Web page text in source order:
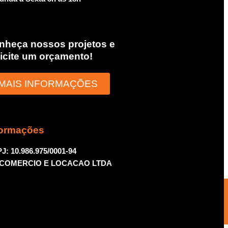
nossos projetos e
um orçamento!
INFORMAÇÕES
10.986.975/0001-94
E LOCACAO LTDA